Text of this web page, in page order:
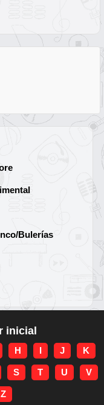
Bulerías
Religioso
inicial
H I J K
S T U V
Z